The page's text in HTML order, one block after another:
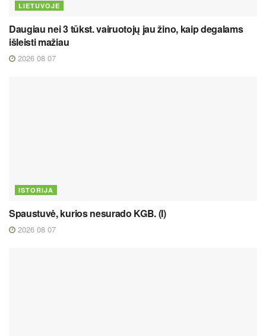
LIETUVOJE
Daugiau nei 3 tūkst. vairuotojų jau žino, kaip degalams
išleisti mažiau
2026 08 07
ISTORIJA
Spaustuvė, kurios nesurado KGB. (I)
2026 08 07